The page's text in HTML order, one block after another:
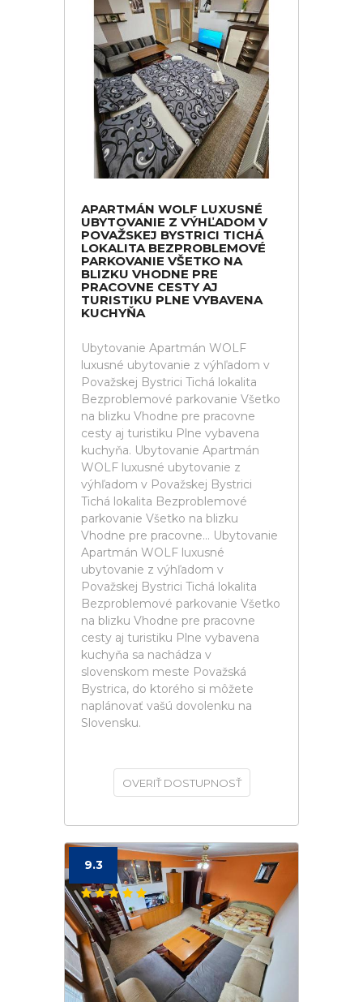
APARTMÁN WOLF LUXUSNÉ
UBYTOVANIE Z VÝHĽADOM V
POVAŽSKEJ BYSTRICI TICHÁ
LOKALITA BEZPROBLEMOVÉ
PARKOVANIE VŠETKO NA
BLIZKU VHODNE PRE
PRACOVNE CESTY AJ
TURISTIKU PLNE VYBAVENA
KUCHYŇA
Ubytovanie Apartmán WOLF
luxusné ubytovanie z výhľadom v
Považskej Bystrici Tichá lokalita
Bezproblemové parkovanie Všetko
na blizku Vhodne pre pracovne
cesty aj turistiku Plne vybavena
kuchyňa. Ubytovanie Apartmán
WOLF luxusné ubytovanie z
výhľadom v Považskej Bystrici
Tichá lokalita Bezproblemové
parkovanie Všetko na blizku
Vhodne pre pracovne... Ubytovanie
Apartmán WOLF luxusné
ubytovanie z výhľadom v
Považskej Bystrici Tichá lokalita
Bezproblemové parkovanie Všetko
na blizku Vhodne pre pracovne
cesty aj turistiku Plne vybavena
kuchyňa sa nachádza v
slovenskom meste Považská
Bystrica, do ktorého si môžete
naplánovať vašú dovolenku na
Slovensku.
OVERIŤ DOSTUPNOSŤ
9.3